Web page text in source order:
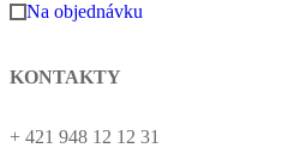
Na objednávku
KONTAKTY
+ 421 948 12 12 31